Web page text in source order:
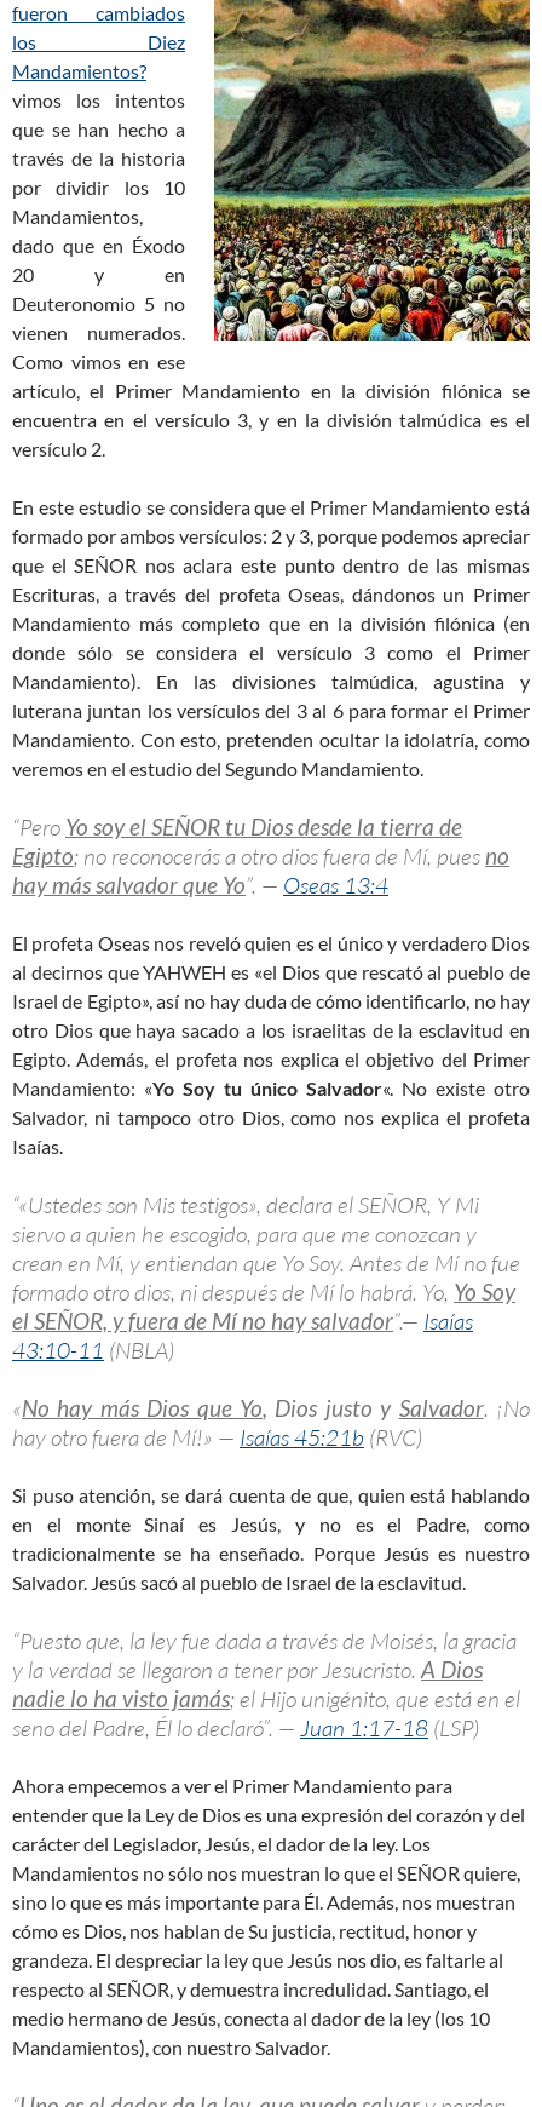
fueron cambiados
los Diez
Mandamientos?
vimos los intentos
que se han hecho a
través de la historia
por dividir los 10
Mandamientos,
dado que en Éxodo
20 y en
Deuteronomio 5 no
vienen numerados.
Como vimos en ese
artículo, el Primer Mandamiento en la división filónica se
encuentra en el versículo 3, y en la división talmúdica es el
versículo 2.
En este estudio se considera que el Primer Mandamiento está
formado por ambos versículos: 2 y 3, porque podemos apreciar
que el SEÑOR nos aclara este punto dentro de las mismas
Escrituras, a través del profeta Oseas, dándonos un Primer
Mandamiento más completo que en la división filónica (en
donde sólo se considera el versículo 3 como el Primer
Mandamiento). En las divisiones talmúdica, agustina y
luterana juntan los versículos del 3 al 6 para formar el Primer
Mandamiento. Con esto, pretenden ocultar la idolatría, como
veremos en el estudio del Segundo Mandamiento.
“Pero Yo soy el SEÑOR tu Dios desde la tierra de
Egipto; no reconocerás a otro dios fuera de Mí, pues no
hay más salvador que Yo”. — Oseas 13:4
El profeta Oseas nos reveló quien es el único y verdadero Dios
al decirnos que YAHWEH es «el Dios que rescató al pueblo de
Israel de Egipto», así no hay duda de cómo identificarlo, no hay
otro Dios que haya sacado a los israelitas de la esclavitud en
Egipto. Además, el profeta nos explica el objetivo del Primer
Mandamiento: «Yo Soy tu único Salvador«. No existe otro
Salvador, ni tampoco otro Dios, como nos explica el profeta
Isaías.
“«Ustedes son Mis testigos», declara el SEÑOR, Y Mi
siervo a quien he escogido, para que me conozcan y
crean en Mí, y entiendan que Yo Soy. Antes de Mí no fue
formado otro dios, ni después de Mí lo habrá. Yo, Yo Soy
el SEÑOR, y fuera de Mí no hay salvador”.— Isaías
43:10-11 (NBLA)
«No hay más Dios que Yo, Dios justo y Salvador. ¡No
hay otro fuera de Mí!» — Isaías 45:21b (RVC)
Si puso atención, se dará cuenta de que, quien está hablando
en el monte Sinaí es Jesús, y no es el Padre, como
tradicionalmente se ha enseñado. Porque Jesús es nuestro
Salvador. Jesús sacó al pueblo de Israel de la esclavitud.
“Puesto que, la ley fue dada a través de Moisés, la gracia
y la verdad se llegaron a tener por Jesucristo.A Dios
nadie lo ha visto jamás; el Hijo unigénito, que está en el
seno del Padre, Él lo declaró”. — Juan 1:17-18 (LSP)
Ahora empecemos a ver el Primer Mandamiento para
entender que la Ley de Dios es una expresión del corazón y del
carácter del Legislador, Jesús, el dador de la ley. Los
Mandamientos no sólo nos muestran lo que el SEÑOR quiere,
sino lo que es más importante para Él. Además, nos muestran
cómo es Dios, nos hablan de Su justicia, rectitud, honor y
grandeza. El despreciar la ley que Jesús nos dio, es faltarle al
respecto al SEÑOR, y demuestra incredulidad. Santiago, el
medio hermano de Jesús, conecta al dador de la ley (los 10
Mandamientos), con nuestro Salvador.